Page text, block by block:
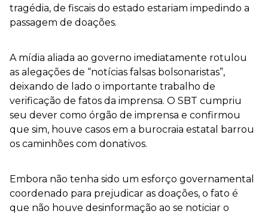
tragédia, de fiscais do estado estariam impedindo a
passagem de doações.
A mídia aliada ao governo imediatamente rotulou
as alegações de “notícias falsas bolsonaristas”,
deixando de lado o importante trabalho de
verificação de fatos da imprensa. O SBT cumpriu
seu dever como órgão de imprensa e confirmou
que sim, houve casos em a burocraia estatal barrou
os caminhões com donativos.
Embora não tenha sido um esforço governamental
coordenado para prejudicar as doações, o fato é
que não houve desinformação ao se noticiar o